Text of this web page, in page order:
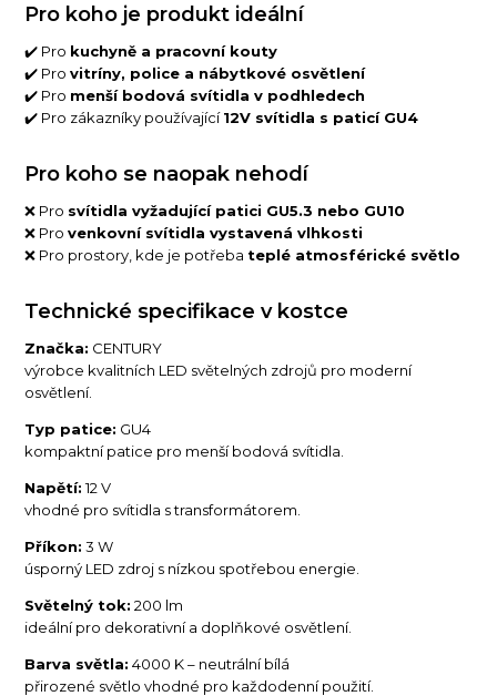
Pro koho je produkt ideální
✔️ Pro kuchyně a pracovní kouty
✔️ Provitríny, police a nábytkové osvětlení
✔️ Pro menší bodová svítidla v podhledech
✔️ Pro zákazníky používající12V svítidla s paticí GU4
Pro koho se naopak nehodí
❌ Pro svítidla vyžadující patici GU5.3 nebo GU10
❌ Provenkovní svítidla vystavená vlhkosti
❌ Pro prostory, kde je potřeba teplé atmosférické světlo
Technické specifikace v kostce
Značka: CENTURY
výrobce kvalitních LED světelných zdrojů pro moderní
osvětlení.
Typ patice: GU4
kompaktní patice pro menší bodová svítidla.
Napětí:12 V
vhodné pro svítidla s transformátorem.
Příkon: 3 W
úsporný LED zdroj s nízkou spotřebou energie.
Světelný tok: 200 lm
ideální pro dekorativní a doplňkové osvětlení.
Barva světla: 4000 K – neutrální bílá
přirozené světlo vhodné pro každodenní použití.